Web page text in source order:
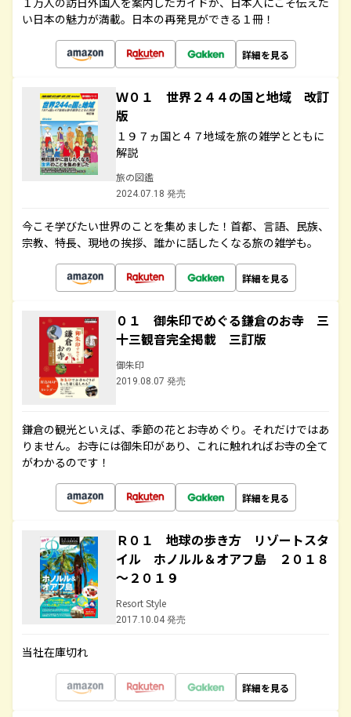
い日本の魅力が満載。日本の再発見ができる１冊！
詳細を見る
Ｗ０１ 世界２４４の国と地域 改訂
版
１９７ヵ国と４７地域を旅の雑学とともに
解説
旅の図鑑
2024.07.18 発売
今こそ学びたい世界のことを集めました！首都、言語、民族、
宗教、特長、現地の挨拶、誰かに話したくなる旅の雑学も。
詳細を見る
０１ 御朱印でめぐる鎌倉のお寺 三
十三観音完全掲載 三訂版
御朱印
2019.08.07 発売
鎌倉の観光といえば、季節の花とお寺めぐり。それだけではあ
りません。お寺には御朱印があり、これに触れればお寺の全て
がわかるのです！
詳細を見る
Ｒ０１ 地球の歩き方 リゾートスタ
イル ホノルル＆オアフ島 ２０１８
～２０１９
Resort Style
2017.10.04 発売
当社在庫切れ
詳細を見る